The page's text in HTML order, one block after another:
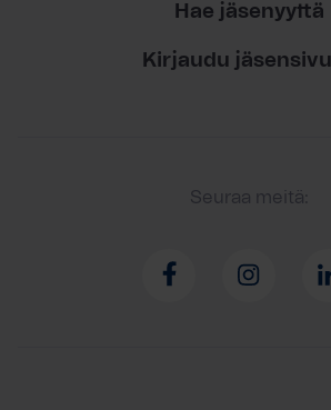
Hae jäsenyyttä
Kirjaudu
Seuraa meitä: